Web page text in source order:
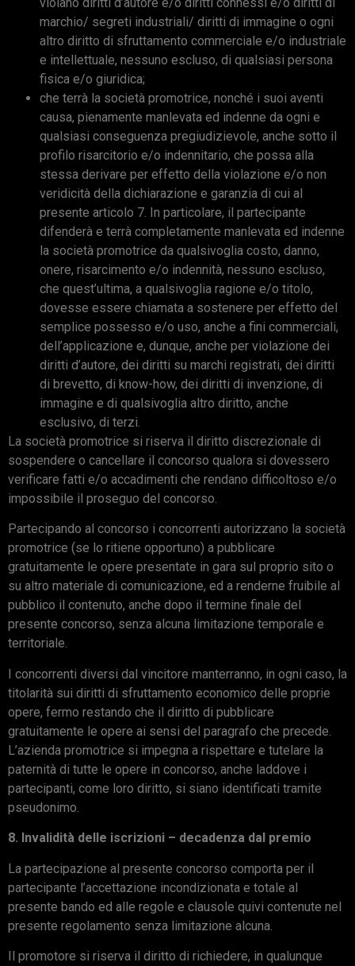
marchio/ segreti industriali/ diritti di immagine o ogni
altro diritto di sfruttamento commerciale e/o industriale
e intellettuale, nessuno escluso, di qualsiasi persona
fisica e/o giuridica;
che terrà la società promotrice, nonché i suoi aventi
causa, pienamente manlevata ed indenne da ogni e
qualsiasi conseguenza pregiudizievole, anche sotto il
profilo risarcitorio e/o indennitario, che possa alla
stessa derivare per effetto della violazione e/o non
veridicità della dichiarazione e garanzia di cui al
presente articolo 7. In particolare, il partecipante
difenderà e terrà completamente manlevata ed indenne
la società promotrice da qualsivoglia costo, danno,
onere, risarcimento e/o indennità, nessuno escluso,
che quest’ultima, a qualsivoglia ragione e/o titolo,
dovesse essere chiamata a sostenere per effetto del
semplice possesso e/o uso, anche a fini commerciali,
dell’applicazione e, dunque, anche per violazione dei
diritti d’autore, dei diritti su marchi registrati, dei diritti
di brevetto, di know-how, dei diritti di invenzione, di
immagine e di qualsivoglia altro diritto, anche
esclusivo, di terzi.
La società promotrice si riserva il diritto discrezionale di
sospendere o cancellare il concorso qualora si dovessero
verificare fatti e/o accadimenti che rendano difficoltoso e/o
impossibile il proseguo del concorso.
Partecipando al concorso i concorrenti autorizzano la società
promotrice (se lo ritiene opportuno) a pubblicare
gratuitamente le opere presentate in gara sul proprio sito o
su altro materiale di comunicazione, ed a renderne fruibile al
pubblico il contenuto, anche dopo il termine finale del
presente concorso, senza alcuna limitazione temporale e
territoriale.
I concorrenti diversi dal vincitore manterranno, in ogni caso, la
titolarità sui diritti di sfruttamento economico delle proprie
opere, fermo restando che il diritto di pubblicare
gratuitamente le opere ai sensi del paragrafo che precede.
L’azienda promotrice si impegna a rispettare e tutelare la
paternità di tutte le opere in concorso, anche laddove i
partecipanti, come loro diritto, si siano identificati tramite
pseudonimo.
8. Invalidità delle iscrizioni – decadenza dal premio
La partecipazione al presente concorso comporta per il
partecipante l’accettazione incondizionata e totale al
presente bando ed alle regole e clausole quivi contenute nel
presente regolamento senza limitazione alcuna.
Il promotore si riserva il diritto di richiedere, in qualunque